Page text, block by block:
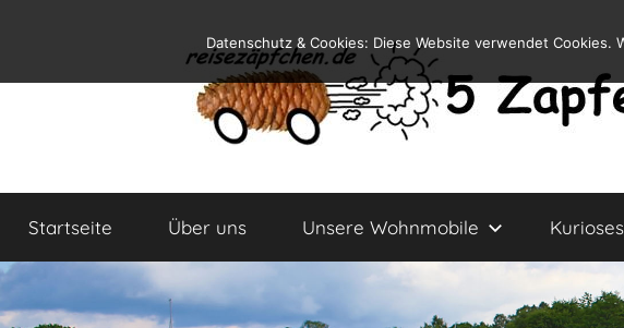
springen
Reiseblog
und
Leben
Startseite Über uns Unsere Wohnmobile Kurioses
Datenschutz & Cookies: Diese Website verwendet